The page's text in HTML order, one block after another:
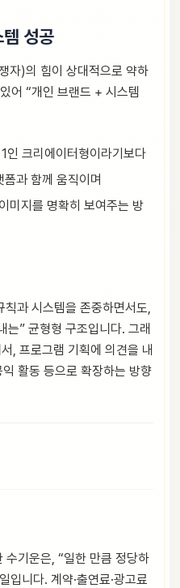
성공
자)의 힘이 상대적으로 약하
어 “개인 브랜드 + 시스템
인 크리에이터형이라기보다
과 함께 움직이며
미지를 명확히 보여주는 방
칙과 시스템을 존중하면서도,
는” 균형형 구조입니다. 그래
, 프로그램 기획에 의견을 내
활동 등으로 확장하는 방향
기운은, “일한 만큼 정당하
입니다. 계약·출연료·광고료